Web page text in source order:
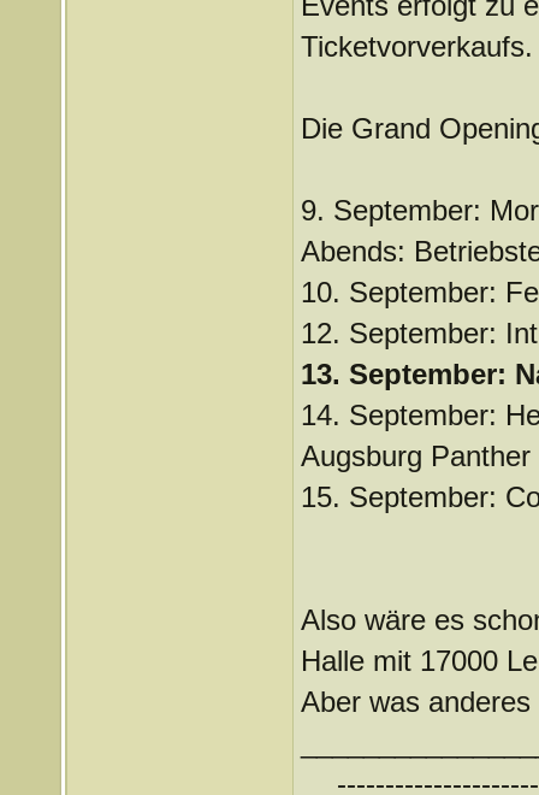
Ticketvorverkaufs.
Die Grand
9. September:
Abends:
10. September:
12. September:
13. September:
14. September:
Augsburg Panther
15. September:
Also wäre es
Halle mit 17000
Aber was